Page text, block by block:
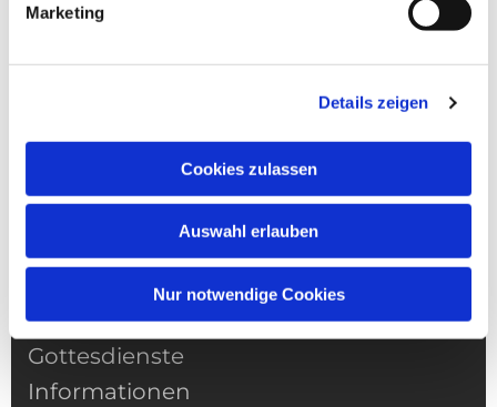
Marketing
Details zeigen
Cookies zulassen
Auswahl erlauben
Nur notwendige Cookies
NAVIGATION
Pfarrei
Gottesdienste
Informationen